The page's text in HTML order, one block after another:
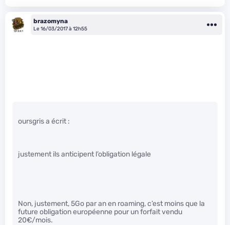
brazomyna
Le 16/03/2017 à 12h55
oursgris a écrit :
justement ils anticipent l’obligation légale
Non, justement, 5Go par an en roaming, c’est moins que la
future obligation européenne pour un forfait vendu
20€/mois.